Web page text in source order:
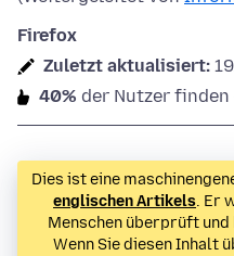
Firefox
Zuletzt aktualisiert:
40% der Nutzer
Dies ist eine
englischen Artikels. Er
Menschen überprüft und
Wenn Sie diesen Inhalt